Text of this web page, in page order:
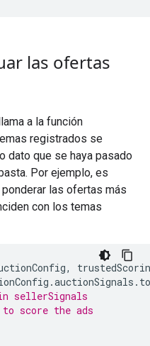
las ofertas
a la función
registrados se
dato que se haya pasado
Por ejemplo, es
las ofertas más
con los temas
,
.auctionSignals .
sellerSignals
score the ads